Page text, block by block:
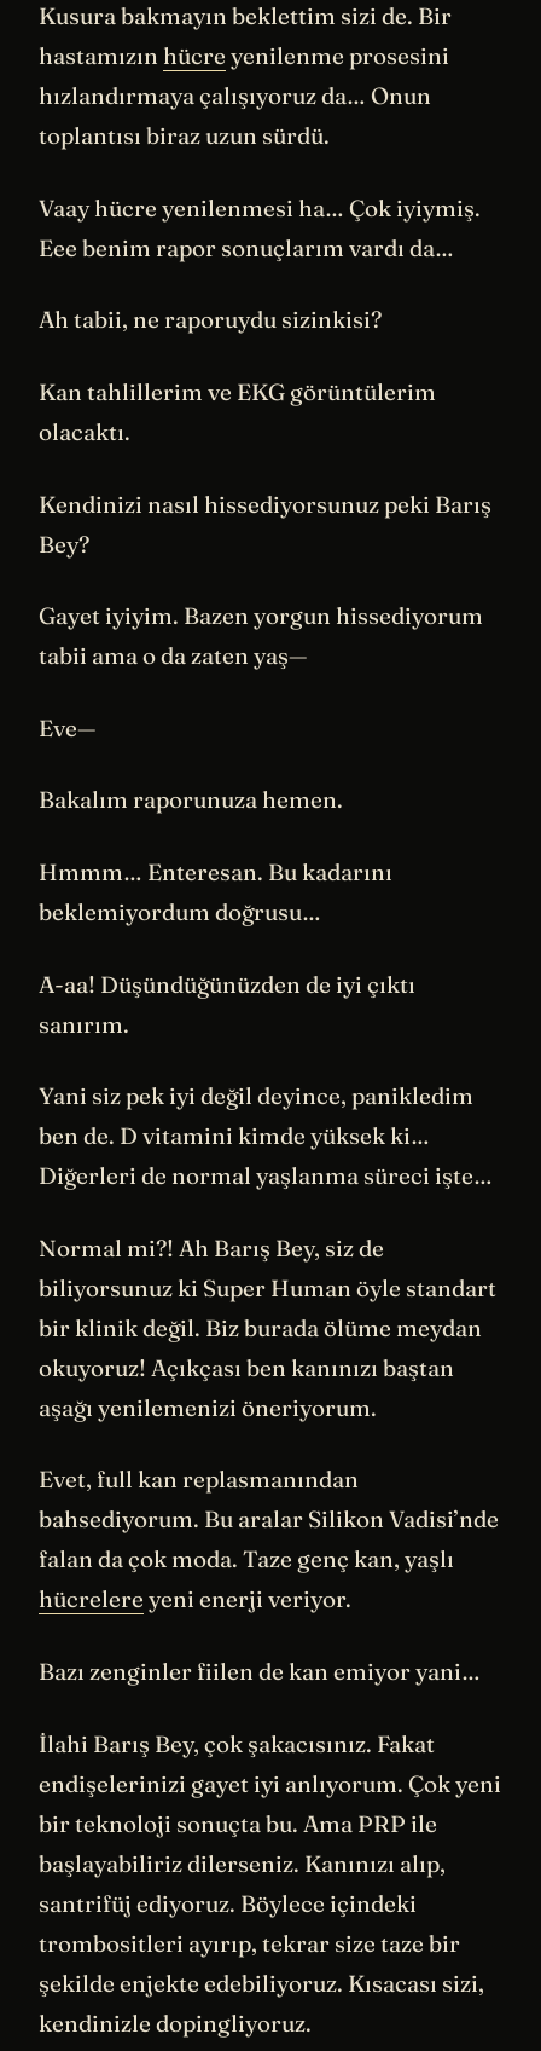
Kusura bakmayın beklettim sizi de. Bir
hastamızın hücre yenilenme prosesini
hızlandırmaya çalışıyoruz da… Onun
toplantısı biraz uzun sürdü.
Vaay hücre yenilenmesi ha… Çok iyiymiş.
Eee benim rapor sonuçlarım vardı da…
Ah tabii, ne raporuydu sizinkisi?
Kan tahlillerim ve EKG görüntülerim
olacaktı.
Kendinizi nasıl hissediyorsunuz peki Barış
Bey?
Gayet iyiyim. Bazen yorgun hissediyorum
tabii ama o da zaten yaş—
Eve—
Bakalım raporunuza hemen.
Hmmm… Enteresan. Bu kadarını
beklemiyordum doğrusu…
A-aa! Düşündüğünüzden de iyi çıktı
sanırım.
Yani siz pek iyi değil deyince, panikledim
ben de. D vitamini kimde yüksek ki…
Diğerleri de normal yaşlanma süreci işte…
Normal mi?! Ah Barış Bey, siz de
biliyorsunuz ki Super Human öyle standart
bir klinik değil. Biz burada ölüme meydan
okuyoruz! Açıkçası ben kanınızı baştan
aşağı yenilemenizi öneriyorum.
Evet, full kan replasmanından
bahsediyorum. Bu aralar Silikon Vadisi’nde
falan da çok moda. Taze genç kan, yaşlı
hücrelere yeni enerji veriyor.
Bazı zenginler fiilen de kan emiyor yani…
İlahi Barış Bey, çok şakacısınız. Fakat
endişelerinizi gayet iyi anlıyorum. Çok yeni
bir teknoloji sonuçta bu. Ama PRP ile
başlayabiliriz dilerseniz. Kanınızı alıp,
santrifüj ediyoruz. Böylece içindeki
trombositleri ayırıp, tekrar size taze bir
şekilde enjekte edebiliyoruz. Kısacası sizi,
kendinizle dopingliyoruz.